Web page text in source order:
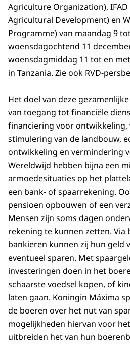
Agriculture Organization),
Agricultural Development) en
Programme) van maandag 9
woensdagochtend 11
woensdagmiddag 11 tot en
in Tanzania. Zie ook RVD-
Het doel van deze
van toegang tot financiële
financiering voor ontwikkeling,
stimulering van de landbouw,
ontwikkeling en vermindering
Wereldwijd hebben bijna een
armoedesituaties op het
een bank- of spaarrekening.
pensioen opbouwen of een
Mensen zijn soms dagen
rekening te kunnen zetten. Via
bankieren kunnen zij hun geld
eventueel sparen. Met
investeringen doen in het
schaarste voedsel kopen, of
laten gaan. Koningin Máxima
de boeren over het nut van
mogelijkheden hiervan voor
uitbreiden het van hun